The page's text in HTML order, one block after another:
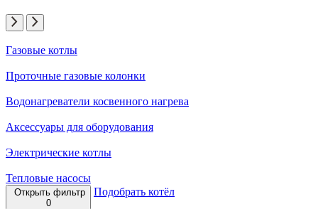
Газовые котлы
Проточные газовые колонки
Водонагреватели косвенного нагрева
Аксессуары для оборудования
Электрические котлы
Тепловые насосы
Открыть фильтр
0
Подобрать котёл